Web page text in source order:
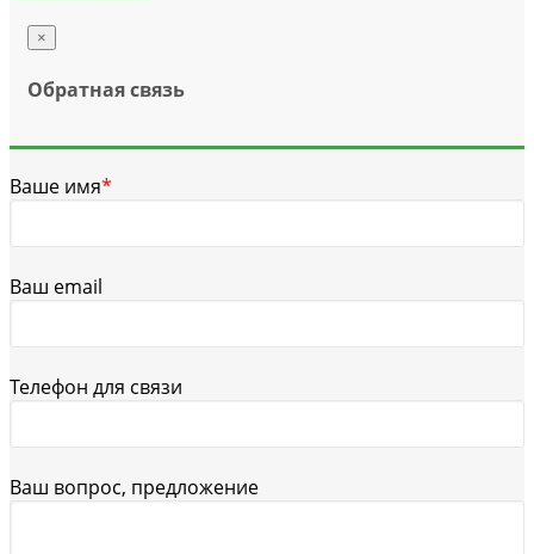
×
Обратная связь
Ваше имя*
Ваш email
Телефон для связи
Ваш вопрос, предложение